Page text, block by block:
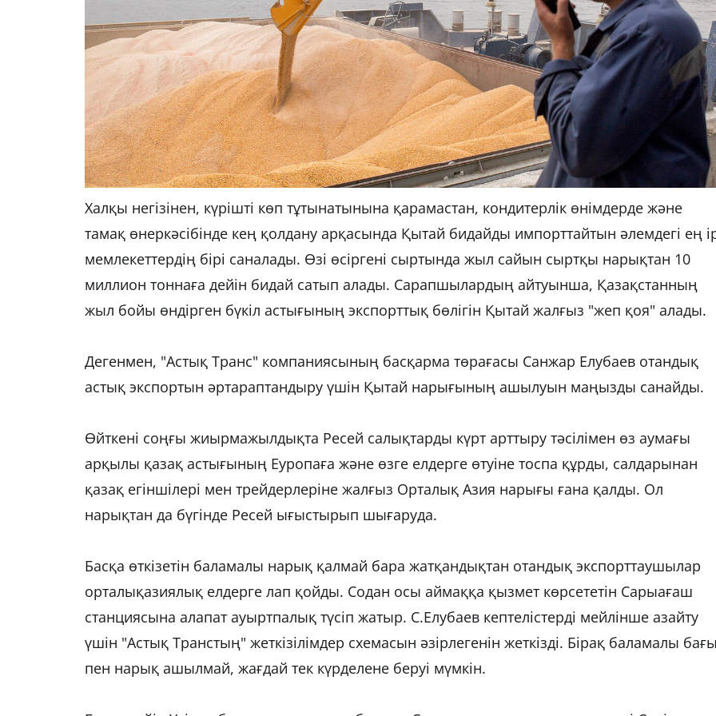
Халқы негізінен, күрішті көп тұтынатынына қарамастан, кондитерлік өнімдерде және
тамақ өнеркәсібінде кең қолдану арқасында Қытай бидайды импорттайтын әлемдегі ең
мемлекеттердің бірі саналады. Өзі өсіргені сыртында жыл сайын сыртқы нарықтан 10
миллион тоннаға дейін бидай сатып алады. Сарапшылардың айтуынша, Қазақстанның
жыл бойы өндірген бүкіл астығының экспорттық бөлігін Қытай жалғыз "жеп қоя" алады.
Дегенмен, "Астық Транс" компаниясының басқарма төрағасы Санжар Елубаев отандық
астық экспортын әртараптандыру үшін Қытай нарығының ашылуын маңызды санайды.
Өйткені соңғы жиырмажылдықта Ресей салықтарды күрт арттыру тәсілімен өз аумағы
арқылы қазақ астығының Еуропаға және өзге елдерге өтуіне тоспа құрды, салдарынан
қазақ егіншілері мен трейдерлеріне жалғыз Орталық Азия нарығы ғана қалды. Ол
нарықтан да бүгінде Ресей ығыстырып шығаруда.
Басқа өткізетін баламалы нарық қалмай бара жатқандықтан отандық экспорттаушылар
орталықазиялық елдерге лап қойды. Содан осы аймаққа қызмет көрсететін Сарыағаш
станциясына алапат ауыртпалық түсіп жатыр. С.Елубаев кептелістерді мейлінше азайту
үшін "Астық Транстың" жеткізілімдер схемасын әзірлегенін жеткізді. Бірақ баламалы
пен нарық ашылмай, жағдай тек күрделене беруі мүмкін.